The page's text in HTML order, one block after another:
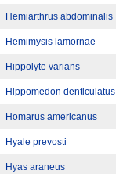
Hemiarthrus abdominalis
Hemimysis lamornae
Hippolyte varians
Hippomedon denticulatus
Homarus americanus
Hyale prevosti
Hyas araneus